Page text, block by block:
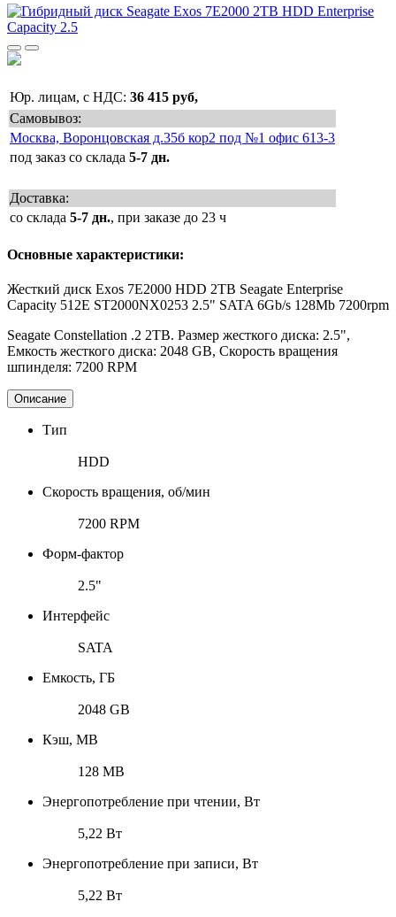
Юр. лицам, с НДС: 36 415 руб,
Самовывоз:
Москва, Воронцовская д.35б кор2 под №1 офис 613-3
под заказ со склада 5-7 дн.
Доставка:
со склада 5-7 дн., при заказе до 23 ч
Основные характеристики:
Жесткий диск Exos 7E2000 HDD 2TB Seagate Enterprise
Capacity 512E ST2000NX0253 2.5" SATA 6Gb/s 128Mb 7200rpm
Seagate Constellation .2 2TB. Размер жесткого диска: 2.5",
Емкость жесткого диска: 2048 GB, Скорость вращения
шпинделя: 7200 RPM
Описание
Тип
HDD
Скорость вращения, об/мин
7200 RPM
Форм-фактор
2.5"
Интерфейс
SATA
Емкость, ГБ
2048 GB
Кэш, MB
128 MB
Энергопотребление при чтении, Вт
5,22 Вт
Энергопотребление при записи, Вт
5,22 Вт